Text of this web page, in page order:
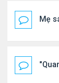
Mẹ